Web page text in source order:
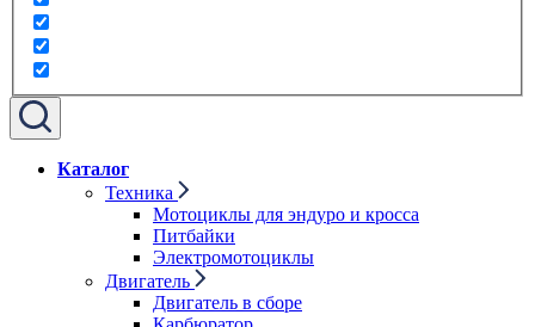
Каталог
Техника
Мотоциклы для эндуро и кросса
Питбайки
Электромотоциклы
Двигатель
Двигатель в сборе